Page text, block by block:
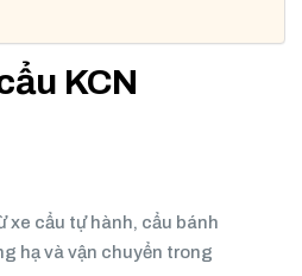
KCN
xe cẩu tự hành, cẩu bánh
hạ và vận chuyển trong